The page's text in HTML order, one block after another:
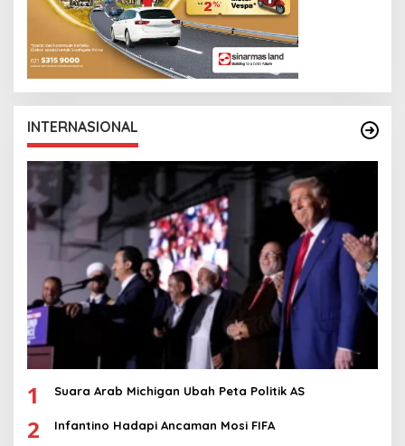
INTERNASIONAL
1 Suara Arab Michigan Ubah Peta Politik AS
2 Infantino Hadapi Ancaman Mosi FIFA